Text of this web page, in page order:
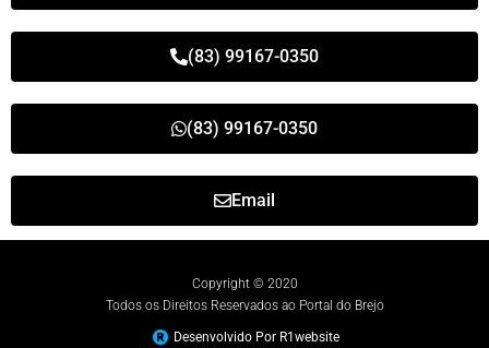
(83) 99167-0350
(83) 99167-0350
Email
Copyright © 2020
Todos os Direitos Reservados ao Portal do Brejo
Desenvolvido Por R1website